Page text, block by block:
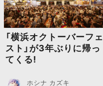
「横浜オクトーバーフェ
スト」が3年ぶりに帰っ
てくる!
ホシナ カズキ